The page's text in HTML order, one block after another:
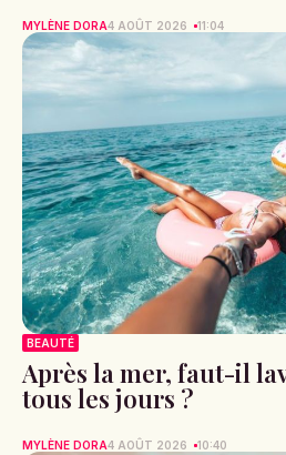
MYLÈNE DORA4 AOÛT 2026 11:04
BEAUTÉ
Après la mer, faut-il
tous les jours ?
MYLÈNE DORA4 AOÛT 2026 10:40